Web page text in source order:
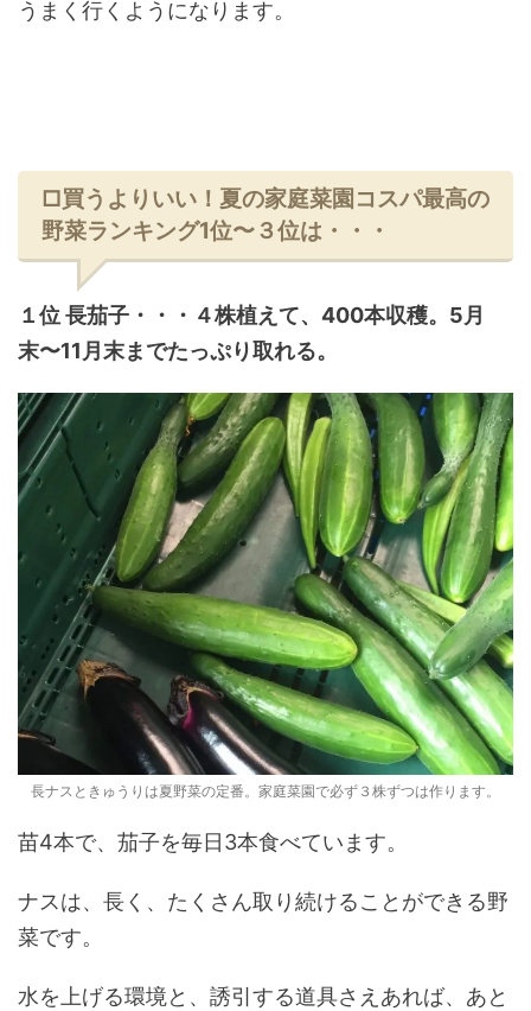
うまく行くようになります。
□買うよりいい！夏の家庭菜園コスパ最高の
野菜ランキング1位〜３位は・・・
１位 長茄子・・・４株植えて、400本収穫。5月
末〜11月末までたっぷり取れる。
長ナスときゅうりは夏野菜の定番。家庭菜園で必ず３株ずつは作ります。
苗4本で、茄子を毎日3本食べています。
ナスは、長く、たくさん取り続けることができる野
菜です。
水を上げる環境と、誘引する道具さえあれば、あと